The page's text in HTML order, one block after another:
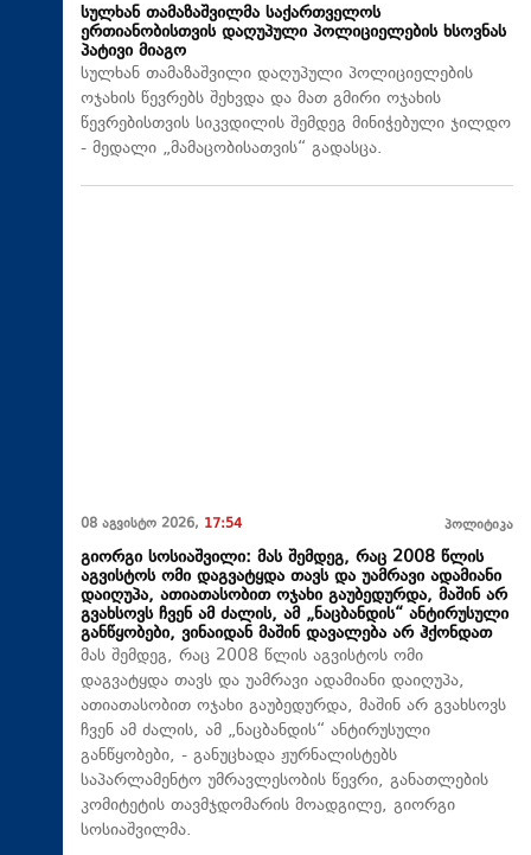
სულხან თამაზაშვილმა საქართველოს
ერთიანობისთვის დაღუპული პოლიციელების ხსოვნას
პატივი მიაგო
სულხან თამაზაშვილი დაღუპული პოლიციელების
ოჯახის წევრებს შეხვდა და მათ გმირი ოჯახის
წევრებისთვის სიკვდილის შემდეგ მინიჭებული ჯილდო
- მედალი „მამაცობისათვის“ გადასცა.
08 აგვისტო 2026, 17:54 პოლიტიკა
გიორგი სოსიაშვილი: მას შემდეგ, რაც 2008 წლის
აგვისტოს ომი დაგვატყდა თავს და უამრავი ადამიანი
დაიღუპა, ათიათასობით ოჯახი გაუბედურდა, მაშინ არ
გვახსოვს ჩვენ ამ ძალის, ამ „ნაცბანდის“ ანტირუსული
განწყობები, ვინაიდან მაშინ დავალება არ ჰქონდათ
მას შემდეგ, რაც 2008 წლის აგვისტოს ომი
დაგვატყდა თავს და უამრავი ადამიანი დაიღუპა,
ათიათასობით ოჯახი გაუბედურდა, მაშინ არ გვახსოვს
ჩვენ ამ ძალის, ამ „ნაცბანდის“ ანტირუსული
განწყობები, - განუცხადა ჟურნალისტებს
საპარლამენტო უმრავლესობის წევრი, განათლების
კომიტეტის თავმჯდომარის მოადგილე, გიორგი
სოსიაშვილმა.